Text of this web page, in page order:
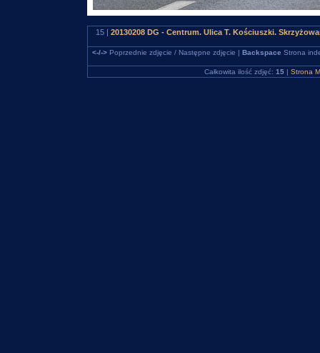
15 | 20130208 DG - Centrum. Ulica T. Kościuszki.
<-/->Poprzednie zdjęcie / Następne zdjęcie | Backspace Strona
Całkowita ilość zdjęć: 15 | Strona